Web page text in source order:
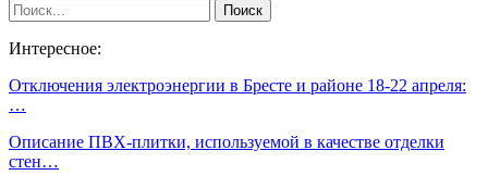
Интересное:
Отключения электроэнергии в Бресте и районе 18-22 апреля:
…
Описание ПВХ-плитки, используемой в качестве отделки
стен…